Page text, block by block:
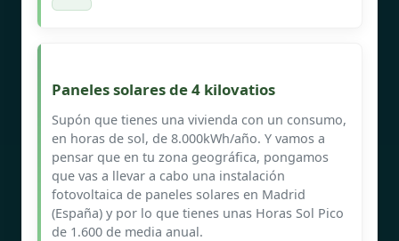
Paneles solares de 4 kilovatios
Supón que tienes una vivienda con un consumo,
en horas de sol, de 8.000kWh/año. Y vamos a
pensar que en tu zona geográfica, pongamos
que vas a llevar a cabo una instalación
fotovoltaica de paneles solares en Madrid
(España) y por lo que tienes unas Horas Sol Pico
de 1.600 de media anual.